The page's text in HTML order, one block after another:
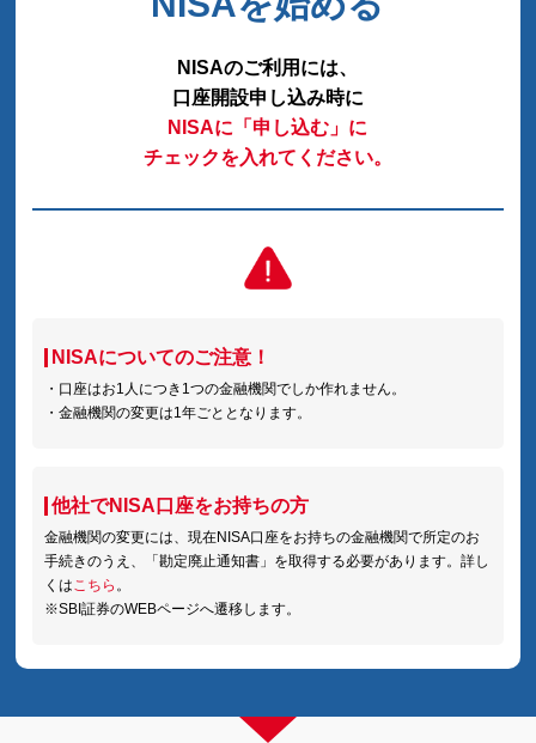
NISAのご利用には、
口座開設申し込み時に
NISAに「申し込む」に
チェックを入れてください。
NISAについてのご注意！
・口座はお1人につき1つの金融機関でしか作れません。
・金融機関の変更は1年ごととなります。
他社でNISA口座をお持ちの方
金融機関の変更には、現在NISA口座をお持ちの金融機関で所定のお
手続きのうえ、「勘定廃止通知書」を取得する必要があります。詳し
くはこちら 。
※SBI証券のWEBページへ遷移します。